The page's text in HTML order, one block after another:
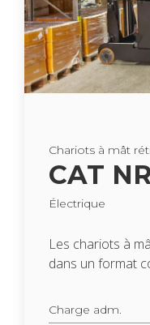
Cha­riots à mât
CAT
Élec­trique
Les cha­riots à
dans un for­mat
Charge adm.